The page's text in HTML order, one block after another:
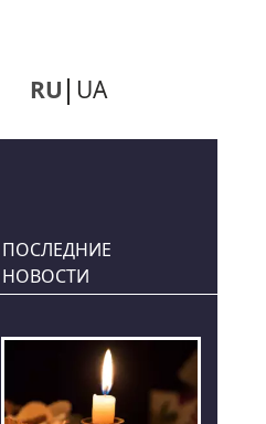
RU UA
ПОСЛЕДНИЕ
НОВОСТИ